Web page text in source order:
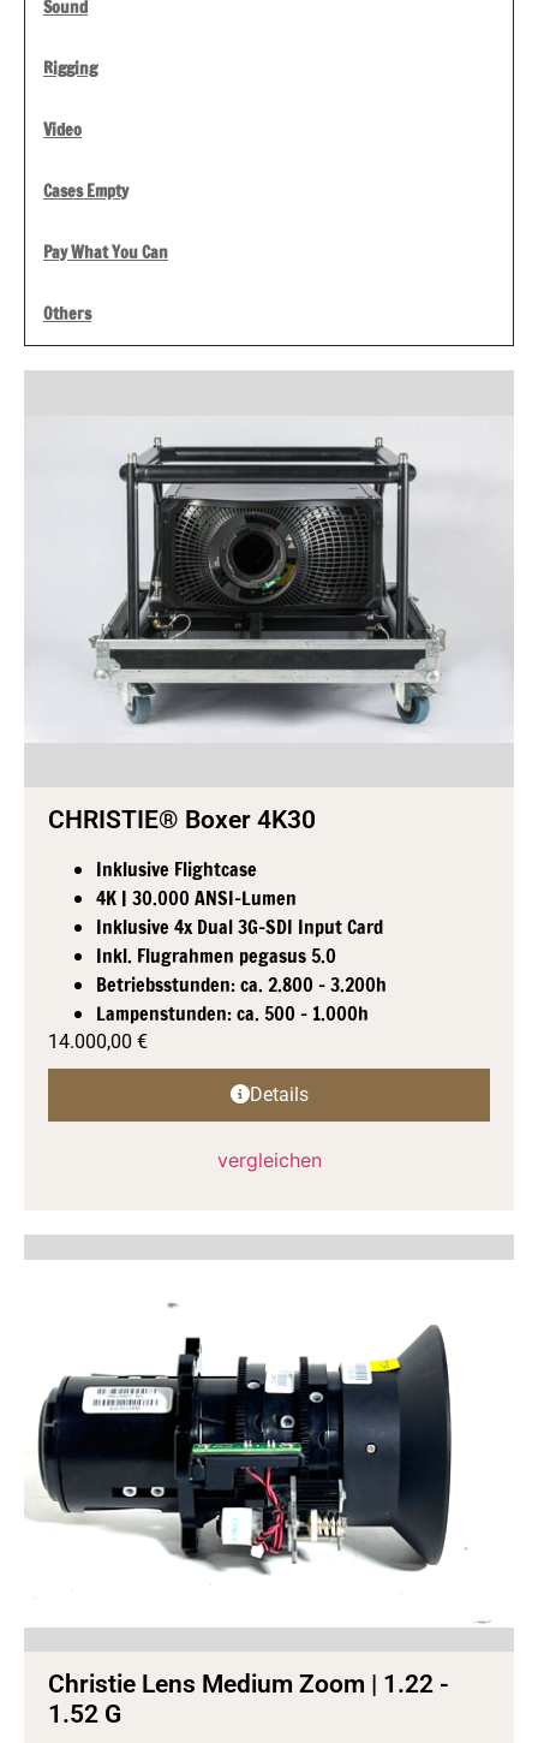
Sound
Rigging
Video
Cases Empty
Pay What You Can
Others
CHRISTIE® Boxer 4K30
Inklusive Flightcase
4K | 30.000 ANSI-Lumen
Inklusive 4x Dual 3G-SDI Input Card
Inkl. Flugrahmen pegasus 5.0
Betriebsstunden: ca. 2.800 - 3.200h
Lampenstunden: ca. 500 - 1.000h
14.000,00 €
Details
vergleichen
Christie Lens Medium Zoom | 1.22 -
1.52 G